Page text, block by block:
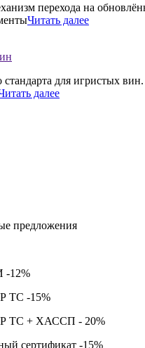
перехода на
Читать далее
для игристых
далее
предложения
-12%
ТС -15%
ТР ТС + ХАССП - 20%
сертификат -15%